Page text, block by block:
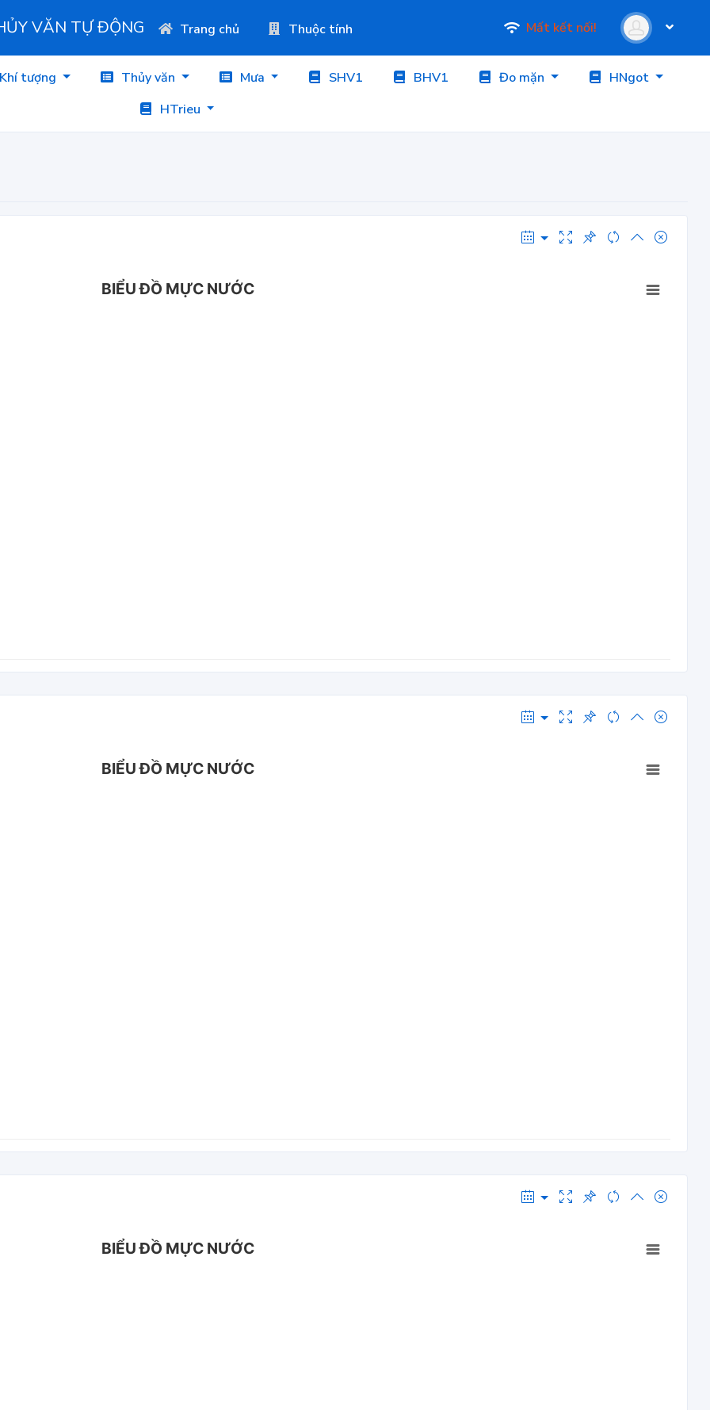
VĂN TỰ ĐỘNG Trang chủ Thuộc tính Mất kết nối!
Khí tượng Thủy văn Mưa SHV1 BHV1 Đo mặn
HNgot
HTrieu
BIỂU ĐỒ MỰC NƯỚC
BIỂU ĐỒ MỰC NƯỚC
BIỂU ĐỒ MỰC NƯỚC